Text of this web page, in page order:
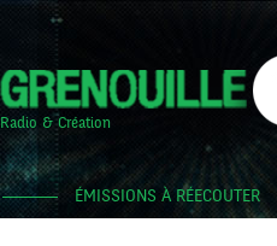
Radio & Création
ÉMISSIONS À RÉECOUTER